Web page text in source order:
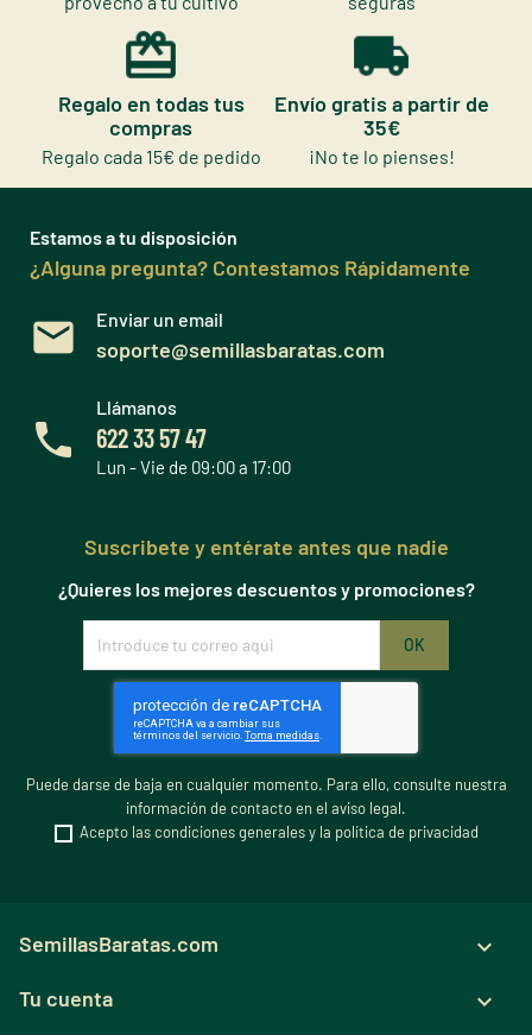
Regalo en todas tus
compras
Regalo cada 15€ de pedido
Envío gratis a partir de
35€
¡No te lo pienses!
Estamos a tu disposición
¿Alguna pregunta? Contestamos Rápidamente
Enviar un email
soporte@semillasbaratas.com
Llámanos
622 33 57 47
Lun - Vie de 09:00 a 17:00
Suscribete y entérate antes que nadie
¿Quieres los mejores descuentos y promociones?
Puede darse de baja en cualquier momento. Para ello, consulte nuestra
información de contacto en el aviso legal.
Acepto las condiciones generales y la política de privacidad
SemillasBaratas.com 
Tu cuenta 